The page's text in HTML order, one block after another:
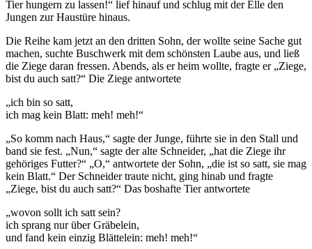
Tier hungern zu lassen!“ lief hinauf und schlug mit der Elle den
Jungen zur Haustüre hinaus.
Die Reihe kam jetzt an den dritten Sohn, der wollte seine Sache gut
machen, suchte Buschwerk mit dem schönsten Laube aus, und ließ
die Ziege daran fressen. Abends, als er heim wollte, fragte er „Ziege,
bist du auch satt?“ Die Ziege antwortete
„ich bin so satt,
ich mag kein Blatt: meh! meh!“
„So komm nach Haus,“ sagte der Junge, führte sie in den Stall und
band sie fest. „Nun,“ sagte der alte Schneider, „hat die Ziege ihr
gehöriges Futter?“ „O,“ antwortete der Sohn, „die ist so satt, sie mag
kein Blatt.“ Der Schneider traute nicht, ging hinab und fragte
„Ziege, bist du auch satt?“ Das boshafte Tier antwortete
„wovon sollt ich satt sein?
ich sprang nur über Gräbelein,
und fand kein einzig Blättelein: meh! meh!“